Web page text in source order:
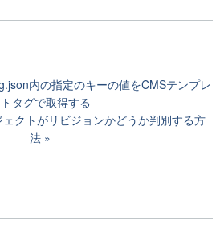
内の指定のキーの値をCMSテンプレ
タグで取得する
クトがリビジョンかどうか判別する方
法